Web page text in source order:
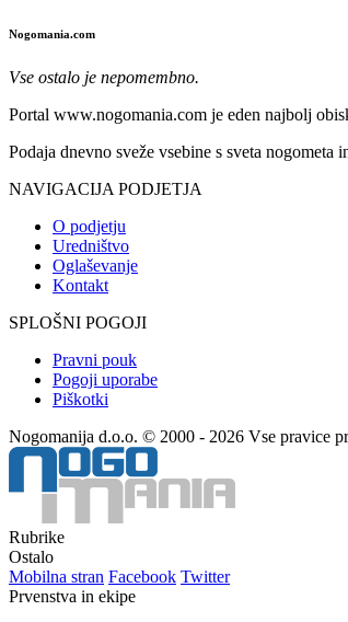
Nogomania.com
Vse ostalo je nepomembno.
Portal www.nogomania.com je eden najbolj
Podaja dnevno sveže vsebine s sveta nogometa
NAVIGACIJA PODJETJA
O podjetju
Uredništvo
Oglaševanje
Kontakt
SPLOŠNI POGOJI
Pravni pouk
Pogoji uporabe
Piškotki
Nogomanija d.o.o. © 2000 - 2026 Vse pravice
Rubrike
Ostalo
Mobilna stran Facebook Twitter
Prvenstva in ekipe